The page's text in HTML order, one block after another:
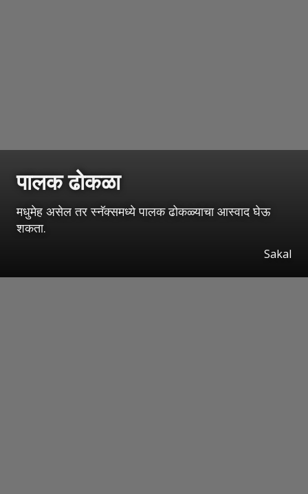
पालक ढोकळा
मधुमेह असेल तर स्नॅक्समध्ये पालक ढोकळ्याचा आस्वाद घेऊ
शकता.
Sakal